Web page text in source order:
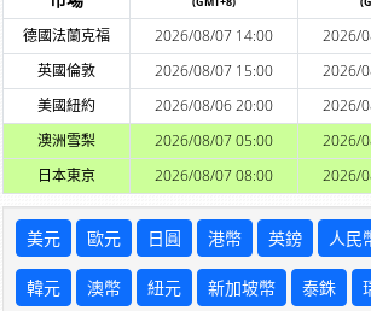
德國法蘭克福 2026/08/07 14:00 2026/
英國倫敦
2026/08/07 15:00 2026/
美國紐約
2026/08/06 20:00 2026/
澳洲雪梨
2026/08/07 05:00 2026/
日本東京
2026/08/07 08:00 2026/
美元 歐元 日圓 港幣 英鎊 人民
韓元 澳幣 紐元 新加坡幣 泰銖